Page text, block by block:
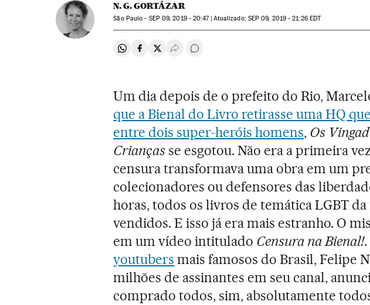
N. G. GORTÁZAR
São Paulo - SEP09, 2019 - 20:47 atualizado: SEP 09, 2019 - 21:26EDT
Compartir en Whatsapp
Compartir en Facebook
Compartir en Twitter
Desplegar Redes Sociales
Comentários
Um dia depois de o prefeito do Rio,
que a Bienal do Livro retirasse uma HQ
entre dois super-heróis homens, Os
Crianças se esgotou. Não era a primeira
censura transformava uma obra em um
colecionadores ou defensores das
horas, todos os livros de temática LGBT
vendidos. E isso já era mais estranho. O
em um vídeo intitulado Censura na Bienal!
youtubers mais famosos do Brasil, Felipe
milhões de assinantes em seu canal,
comprado todos, sim, absolutamente